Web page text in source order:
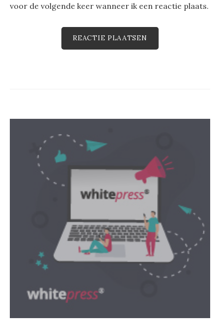
voor de volgende keer wanneer ik een reactie plaats.